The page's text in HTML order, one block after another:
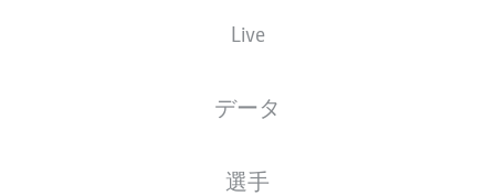
Live
データ
選手
スターティングメンバーは試合開始の 60分前